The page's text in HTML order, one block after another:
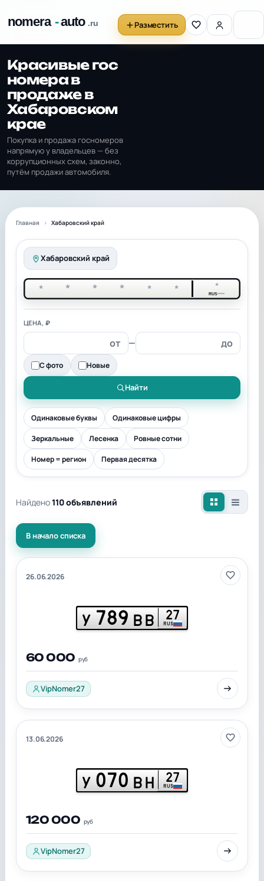
Разместить
Красивые гос
номера в
продаже в
Хабаровском
крае
Покупка и продажа госномеров
напрямую у владельцев — без
коррупционных схем, законно,
путём продажи автомобиля.
Главная Хабаровский край
Хабаровский край
* * * * * * *
RUS
ЦЕНА, ₽
—
С фото Новые
Найти
Одинаковые буквы Одинаковые цифры
Зеркальные Лесенка Ровные сотни
Номер = регион Первая десятка
Найдено110 объявлений
В начало списка
26.06.2026
У 789 ВВ 27
RUS
60 000 руб
VipNomer27
13.06.2026
У 070 ВН 27
RUS
120 000 руб
VipNomer27